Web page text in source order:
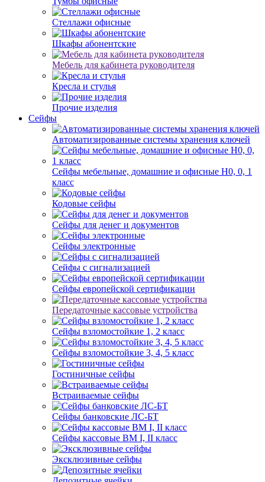
Стеллажи офисные
Шкафы абонентские
Мебель для кабинета руководителя
Кресла и стулья
Прочие изделия
Сейфы
Автоматизированные системы хранения ключей
Сейфы мебельные, домашние и офисные Н0, 0, 1
класс
Кодовые сейфы
Сейфы для денег и документов
Сейфы электронные
Сейфы с сигнализацией
Сейфы европейской сертификации
Передаточные кассовые устройства
Сейфы взломостойкие 1, 2 класс
Сейфы взломостойкие 3, 4, 5 класс
Гостиничные сейфы
Встраиваемые сейфы
Сейфы банковские ЛС-БТ
Сейфы кассовые ВМ I, II класс
Эксклюзивные сейфы